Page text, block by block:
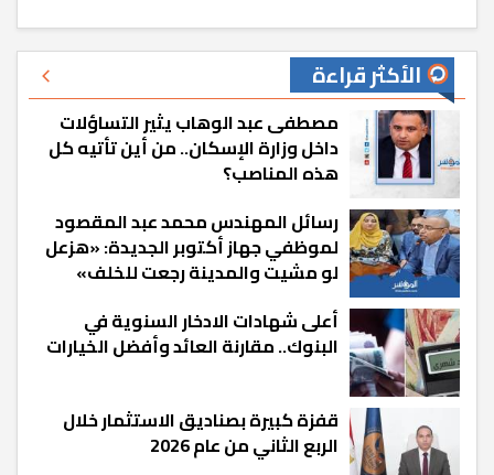
الأكثر قراءة
مصطفى عبد الوهاب يثير التساؤلات
داخل وزارة الإسكان.. من أين تأتيه كل
هذه المناصب؟
رسائل المهندس محمد عبد المقصود
لموظفي جهاز أكتوبر الجديدة: «هزعل
لو مشيت والمدينة رجعت للخلف»
أعلى شهادات الادخار السنوية في
البنوك.. مقارنة العائد وأفضل الخيارات
قفزة كبيرة بصناديق الاستثمار خلال
الربع الثاني من عام 2026